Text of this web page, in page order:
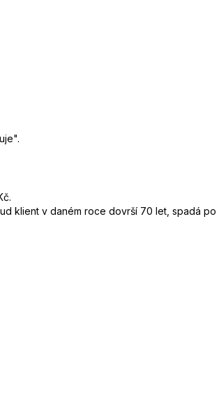
klient v daném roce dovrší 70 let, spadá